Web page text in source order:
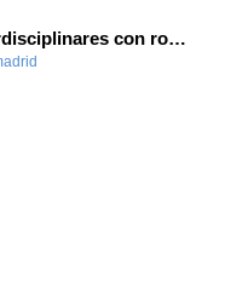
Actividades interdisciplinares con robótica y pensamiento computacional